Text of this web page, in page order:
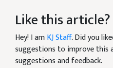
Like this article?
Hey! I amKJ Staff. Did you
suggestions to improve this
suggestions and feedback.